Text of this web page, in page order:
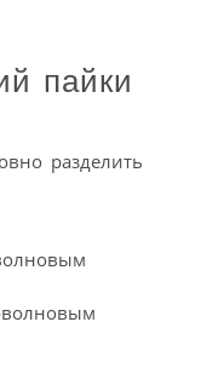
пайки
разделить